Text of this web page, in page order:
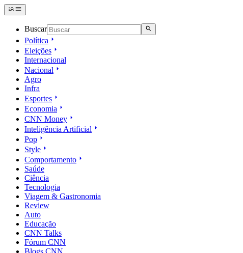
Buscar
Política
Eleições
Internacional
Nacional
Agro
Infra
Esportes
Economia
CNN Money
Inteligência Artificial
Pop
Style
Comportamento
Saúde
Ciência
Tecnologia
Viagem & Gastronomia
Review
Auto
Educação
CNN Talks
Fórum CNN
Blogs CNN